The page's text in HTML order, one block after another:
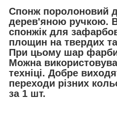
Спонж поролоновий
дерев'яною ручкою.
спонжік для
площин на твердих
При цьому шар фарби
Можна
техніці. Добре
переходи різних
за 1 шт.